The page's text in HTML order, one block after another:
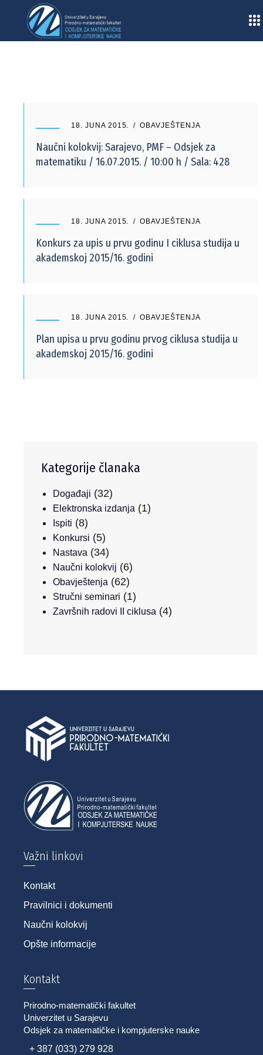
18. JUNA 2015. OBAVJEŠTENJA
Naučni kolokvij: Sarajevo, PMF – Odsjek za
matematiku / 16.07.2015. / 10:00 h / Sala: 428
18. JUNA 2015. OBAVJEŠTENJA
Konkurs za upis u prvu godinu I ciklusa studija u
akademskoj 2015/16. godini
18. JUNA 2015. OBAVJEŠTENJA
Plan upisa u prvu godinu prvog ciklusa studija u
akademskoj 2015/16. godini
Kategorije članaka
Događaji (32)
Elektronska izdanja (1)
Ispiti (8)
Konkursi (5)
Nastava (34)
Naučni kolokvij (6)
Obavještenja (62)
Stručni seminari (1)
Završnih radovi II ciklusa (4)
Važni linkovi
Kontakt
Pravilnici i dokumenti
Naučni kolokvij
Opšte informacije
Kontakt
Prirodno-matematički fakultet
Univerzitet u Sarajevu
Odsjek za matematičke i kompjuterske nauke
+ 387 (033) 279 928